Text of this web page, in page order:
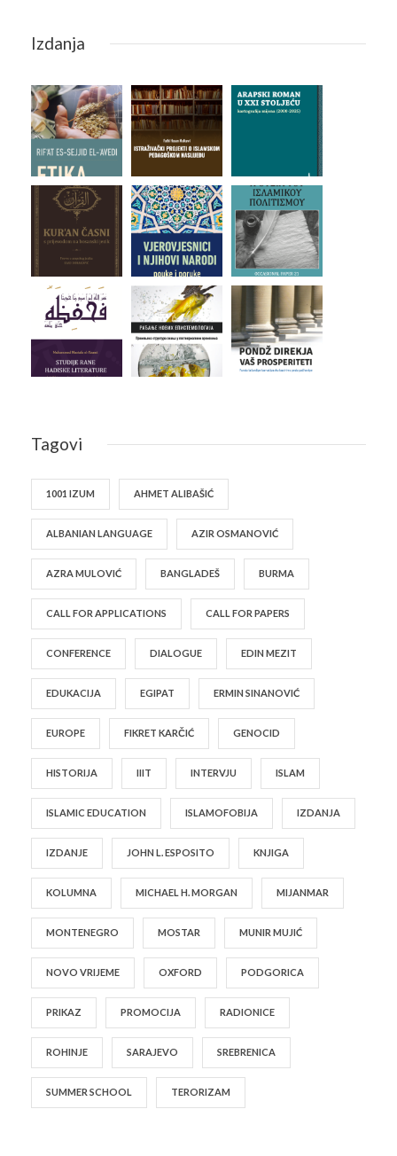
Izdanja
Tagovi
1001 IZUM AHMET ALIBAŠIĆ
ALBANIAN LANGUAGE AZIR OSMANOVIĆ
AZRA MULOVIĆ BANGLADEŠ BURMA
CALL FOR APPLICATIONS CALL FOR PAPERS
CONFERENCE DIALOGUE EDIN MEZIT
EDUKACIJA EGIPAT ERMIN SINANOVIĆ
EUROPE FIKRET KARČIĆ GENOCID
HISTORIJA IIIT INTERVJU ISLAM
ISLAMIC EDUCATION ISLAMOFOBIJA IZDANJA
IZDANJE JOHN L. ESPOSITO KNJIGA
KOLUMNA MICHAEL H. MORGAN MIJANMAR
MONTENEGRO MOSTAR MUNIR MUJIĆ
NOVO VRIJEME OXFORD PODGORICA
PRIKAZ PROMOCIJA RADIONICE
ROHINJE SARAJEVO SREBRENICA
SUMMER SCHOOL TERORIZAM